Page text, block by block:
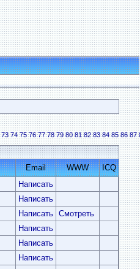
73 74 75 76 77 78 79 80 81 82 83 84 85 86 87
Email WWW
ICQ
Написать
Написать
Написать Смотреть
Написать
Написать
Написать